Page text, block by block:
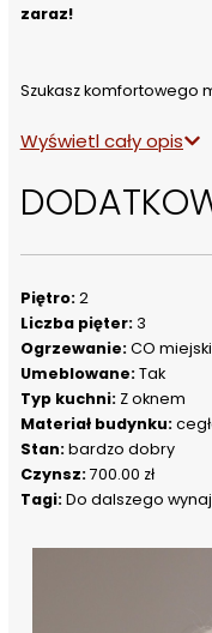
zaraz!
Szukasz komfortowego
O mieszkaniu:
Nowoczesne,
Dodatkowe atuty:
• balkon z ekspozycją
• widok na ciche,
miasta
• wysoki standard
Mieszkanie znajduje
Wyświetl cały opis
Piętro:2
Liczba pięter: 3
Ogrzewanie:CO
Umeblowane:Tak
Typ kuchni: Z oknem
Materiał budynku:
Stan:bardzo dobry
Czynsz:700.00 zł
Tagi:Do dalszego